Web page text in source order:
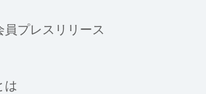
員プレスリリース
は